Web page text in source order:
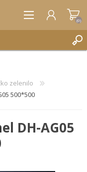
(0)
zelenilo
500*500
DH-AG05